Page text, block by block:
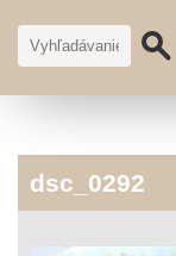
dsc_0292